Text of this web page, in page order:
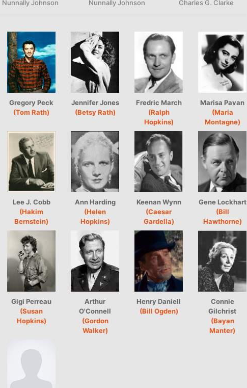
Nunnally Johnson Nunnally Johnson Charles G. Clarke
Gregory Peck
(Tom Rath)
Jennifer Jones
(Betsy Rath)
Fredric March
(Ralph
Hopkins)
Marisa Pavan
(Maria
Montagne)
Lee J. Cobb
(Hakim
Bernstein)
Ann Harding
(Helen
Hopkins)
Keenan Wynn
(Caesar
Gardella)
Gene Lockhart
(Bill
Hawthorne)
Gigi Perreau
(Susan
Hopkins)
Arthur
O'Connell
(Gordon
Walker)
Henry Daniell
(Bill Ogden)
Connie
Gilchrist
(Bayan
Manter)